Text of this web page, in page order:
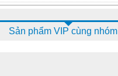
Dịch vụ - Thi công
Sản phẩm VIP cùng nhóm